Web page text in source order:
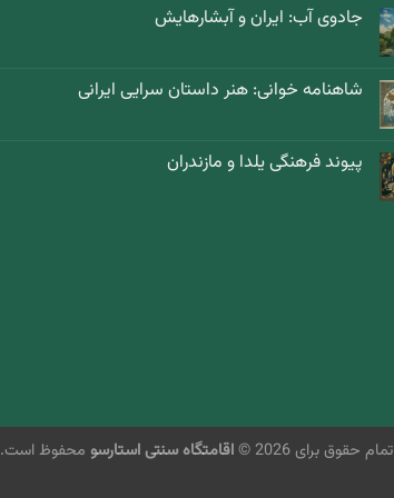
جادوی آب: ایران و آبشارهایش
شاهنامه خوانی: هنر داستان سرایی ایرانی
پیوند فرهنگی یلدا و مازندران
تمام حقوق برای 2026 © اقامتگاه سنتی استارسو محفوظ است.